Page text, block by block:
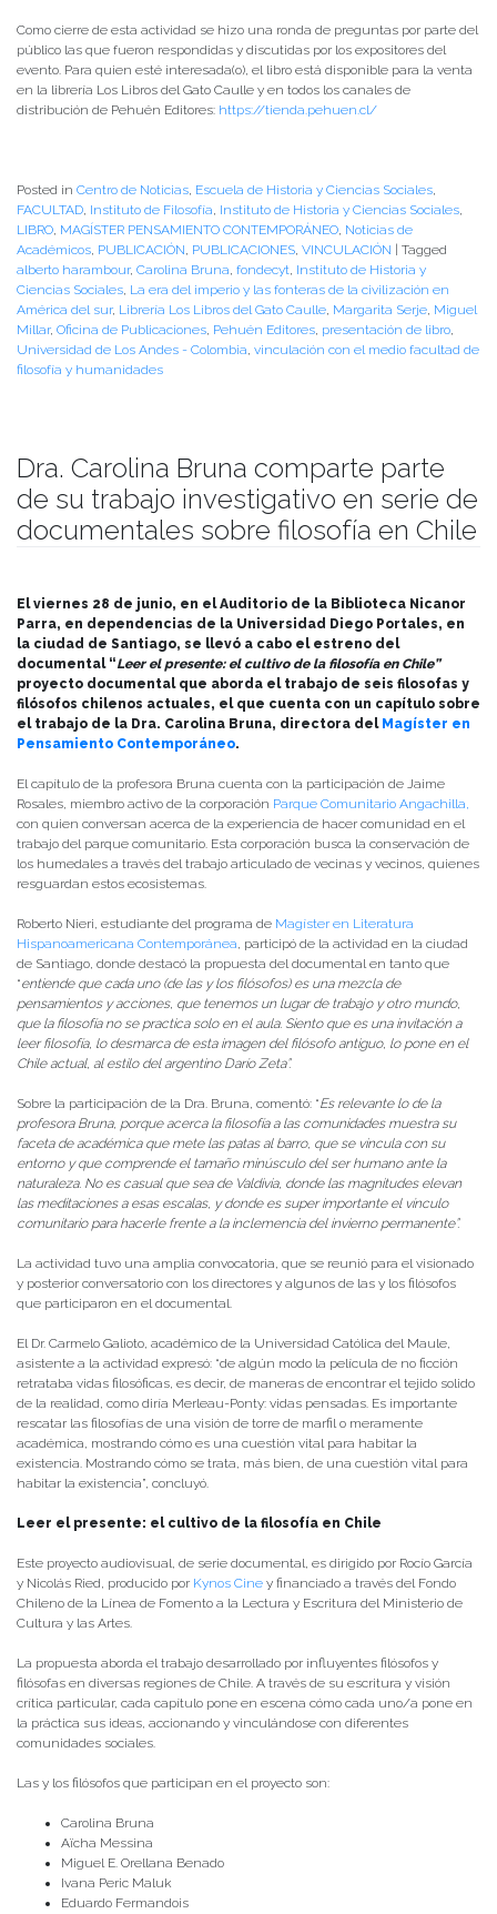
Como cierre de esta actividad se hizo una ronda de preguntas por parte del
público las que fueron respondidas y discutidas por los expositores del
evento. Para quien esté interesada(o), el libro está disponible para la venta
en la librería Los Libros del Gato Caulle y en todos los canales de
distribución de Pehuén Editores: https://tienda.pehuen.cl/
Posted in Centro de Noticias, Escuela de Historia y Ciencias Sociales,
FACULTAD, Instituto de Filosofía, Instituto de Historia y Ciencias Sociales,
LIBRO, MAGÍSTER PENSAMIENTO CONTEMPORÁNEO, Noticias de
Académicos, PUBLICACIÓN, PUBLICACIONES, VINCULACIÓN
Tagged
alberto harambour, Carolina Bruna, fondecyt, Instituto de Historia y
Ciencias Sociales, La era del imperio y las fonteras de la civilización en
América del sur, Librería Los Libros del Gato Caulle, Margarita Serje, Miguel
Millar, Oficina de Publicaciones, Pehuén Editores, presentación de libro,
Universidad de Los Andes - Colombia, vinculación con el medio facultad de
filosofía y humanidades
Dra. Carolina Bruna comparte parte
de su trabajo investigativo en serie de
documentales sobre filosofía en Chile
El viernes 28 de junio, en el Auditorio de la Biblioteca Nicanor
Parra, en dependencias de la Universidad Diego Portales, en
la ciudad de Santiago, se llevó a cabo el estreno del
documental “Leer el presente: el cultivo de la filosofía en Chile”
proyecto documental que aborda el trabajo de seis filosofas y
filósofos chilenos actuales, el que cuenta con un capítulo sobre
el trabajo de la Dra. Carolina Bruna, directora del Magíster en
Pensamiento Contemporáneo.
El capítulo de la profesora Bruna cuenta con la participación de Jaime
Rosales, miembro activo de la corporación Parque Comunitario Angachilla,
con quien conversan acerca de la experiencia de hacer comunidad en el
trabajo del parque comunitario. Esta corporación busca la conservación de
los humedales a través del trabajo articulado de vecinas y vecinos, quienes
resguardan estos ecosistemas.
Roberto Nieri, estudiante del programa de Magíster en Literatura
Hispanoamericana Contemporánea, participó de la actividad en la ciudad
de Santiago, donde destacó la propuesta del documental en tanto que
“entiende que cada uno (de las y los filósofos) es una mezcla de
pensamientos y acciones, que tenemos un lugar de trabajo y otro mundo,
que la filosofía no se practica solo en el aula. Siento que es una invitación a
leer filosofía, lo desmarca de esta imagen del filósofo antiguo, lo pone en el
Chile actual, al estilo del argentino Darío Zeta”.
Sobre la participación de la Dra. Bruna, comentó: “Es relevante lo de la
profesora Bruna, porque acerca la filosofía a las comunidades muestra su
faceta de académica que mete las patas al barro, que se vincula con su
entorno y que comprende el tamaño minúsculo del ser humano ante la
naturaleza. No es casual que sea de Valdivia, donde las magnitudes elevan
las meditaciones a esas escalas, y donde es super importante el vínculo
comunitario para hacerle frente a la inclemencia del invierno permanente”.
La actividad tuvo una amplia convocatoria, que se reunió para el visionado
y posterior conversatorio con los directores y algunos de las y los filósofos
que participaron en el documental.
El Dr. Carmelo Galioto, académico de la Universidad Católica del Maule,
asistente a la actividad expresó: “de algún modo la película de no ficción
retrataba vidas filosóficas, es decir, de maneras de encontrar el tejido solido
de la realidad, como diría Merleau-Ponty: vidas pensadas. Es importante
rescatar las filosofías de una visión de torre de marfil o meramente
académica, mostrando cómo es una cuestión vital para habitar la
existencia. Mostrando cómo se trata, más bien, de una cuestión vital para
habitar la existencia”, concluyó.
Leer el presente: el cultivo de la filosofía en Chile
Este proyecto audiovisual, de serie documental, es dirigido por Rocío García
y Nicolás Ried, producido por Kynos Cine y financiado a través del Fondo
Chileno de la Línea de Fomento a la Lectura y Escritura del Ministerio de
Cultura y las Artes.
La propuesta aborda el trabajo desarrollado por influyentes filósofos y
filósofas en diversas regiones de Chile. A través de su escritura y visión
crítica particular, cada capítulo pone en escena cómo cada uno/a pone en
la práctica sus ideas, accionando y vinculándose con diferentes
comunidades sociales.
Las y los filósofos que participan en el proyecto son:
Carolina Bruna
Aïcha Messina
Miguel E. Orellana Benado
Ivana Peric Maluk
Eduardo Fermandois